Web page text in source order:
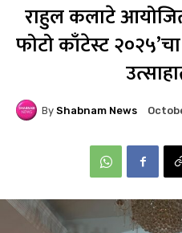
राहुल कलाटे
फोटो काँटेस्ट
By Shabnam News